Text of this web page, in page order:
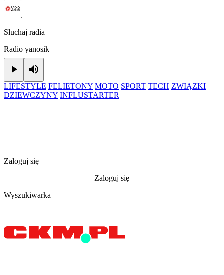
Słuchaj radia
Radio yanosik
Play
LIFESTYLE FELIETONY MOTO SPORT TECH ZWIĄZKI
DZIEWCZYNY INFLUSTARTER
Zaloguj się
Zaloguj się
Wyszukiwarka